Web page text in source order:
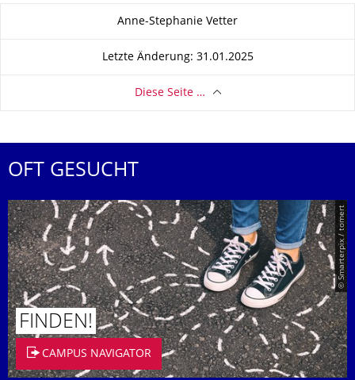
Zu dieser SeiteAnne-Stephanie Vetter
Letzte Änderung: 31.01.2025
Diese Seite …
OFT GESUCHT
© Smarterpix / tomert
FINDEN!
CAMPUS NAVIGATOR